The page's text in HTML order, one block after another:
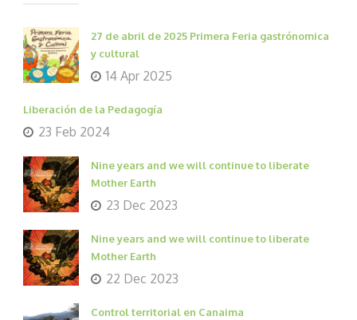
27 de abril de 2025 Primera Feria gastrónomica
y cultural
14 Apr 2025
Liberación de la Pedagogía
23 Feb 2024
Nine years and we will continue to liberate
Mother Earth
23 Dec 2023
Nine years and we will continue to liberate
Mother Earth
22 Dec 2023
Control territorial en Canaima